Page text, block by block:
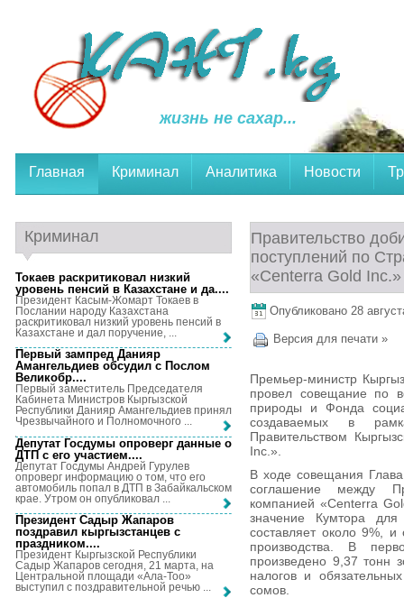
жизнь не сахар...
Главная Криминал Аналитика Новости
Правительство
поступлений по
«Centerra Gold
Опубликовано 28
Версия для печати »
Премьер-министр
провел совещание по
природы и Фонда
создаваемых в
Правительством
Inc.».
В ходе совещания Глава
соглашение между
компанией «Centerra
значение Кумтора
составляет около 9%,
производства. В
произведено 9,37 тонн
налогов и
сомов.
Криминал
Токаев раскритиковал низкий
уровень пенсий в Казахстане и да....
Президент Касым-Жомарт Токаев в
Послании народу Казахстана
раскритиковал низкий уровень пенсий в
Казахстане и дал поручение, ...
Первый зампред Данияр
Амангельдиев обсудил с Послом
Великобр....
Первый заместитель Председателя
Кабинета Министров Кыргызской
Республики Данияр Амангельдиев принял
Чрезвычайного и Полномочного ...
Депутат Госдумы опроверг данные о
ДТП с его участием....
Депутат Госдумы Андрей Гурулев
опроверг информацию о том, что его
автомобиль попал в ДТП в Забайкальском
крае. Утром он опубликовал ...
Президент Садыр Жапаров
поздравил кыргызстанцев с
праздником....
Президент Кыргызской Республики
Садыр Жапаров сегодня, 21 марта, на
Центральной площади «Ала-Тоо»
выступил с поздравительной речью ...